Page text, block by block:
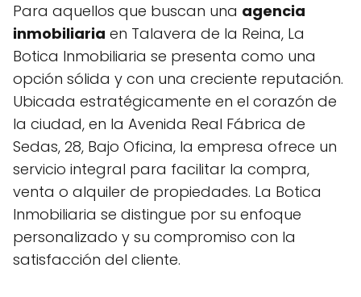
Para aquellos que buscan una agencia
inmobiliaria en Talavera de la Reina, La
Botica Inmobiliaria se presenta como una
opción sólida y con una creciente reputación.
Ubicada estratégicamente en el corazón de
la ciudad, en la Avenida Real Fábrica de
Sedas, 28, Bajo Oficina, la empresa ofrece un
servicio integral para facilitar la compra,
venta o alquiler de propiedades. La Botica
Inmobiliaria se distingue por su enfoque
personalizado y su compromiso con la
satisfacción del cliente.